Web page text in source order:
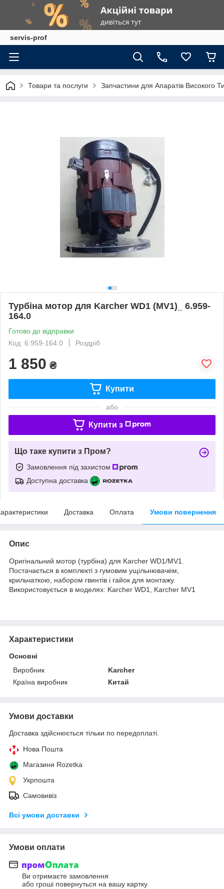
servis-prof
Товари та послуги Запчастини для Апаратів Високого
Турбіна мотор для Karcher WD1 (MV1)_ 6.959-
164.0
Готово до відправки
Код: 6.959-164.0
Роздріб
1 850 ₴
Купити
або
Купити з
Що таке купити з Пром?
Замовлення під захистом
Доступна доставка
Доставка Оплата Умови повернення
Опис
Оригінальний мотор (турбіна) для Karcher WD1/MV1.
Постачається в комплекті з гумовим ущільнювачем,
крильчаткою, набором гвинтів і гайок для монтажу.
Використовується в моделях: Karcher WD1, Karcher MV1
Характеристики
Основні
Виробник
Karcher
Країна виробник
Китай
Умови доставки
Доставка здійснюється тільки по передоплаті.
Нова Пошта
Магазини Rozetka
Укрпошта
Самовивіз
Всі умови доставки
Умови оплати
Ви отримаєте замовлення
або гроші повернуться на вашу картку